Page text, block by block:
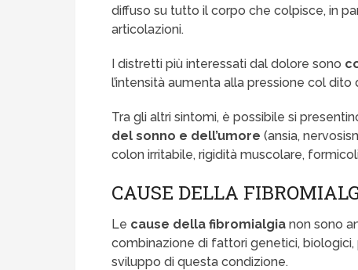
diffuso su tutto il corpo che colpisce, in
articolazioni.
I distretti più interessati dal dolore sono
l’intensità aumenta alla pressione col
Tra gli altri sintomi, è possibile si
del sonno e dell’umore(ansia,
colon irritabile, rigidità muscolare,
CAUSE DELLA
Le cause della fibromialgia non sono
combinazione di fattori genetici,
sviluppo di questa condizione.